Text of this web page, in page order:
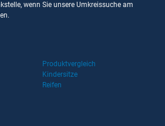
wenn Sie unsere Umkreissuche am
Produktvergleich
Kindersitze
Reifen